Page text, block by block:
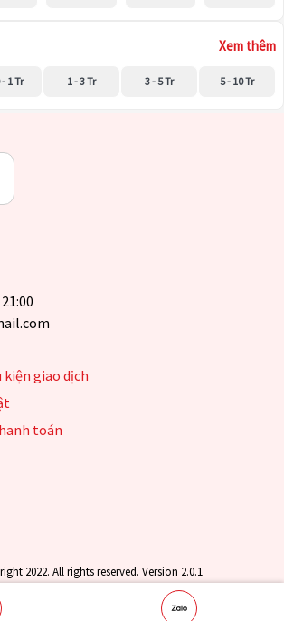
Xem thêm
1 Tr 1 - 3 Tr 3 - 5 Tr 5 - 10 Tr
kiện giao dịch
toán
2022. All rights reserved. Version 2.0.1